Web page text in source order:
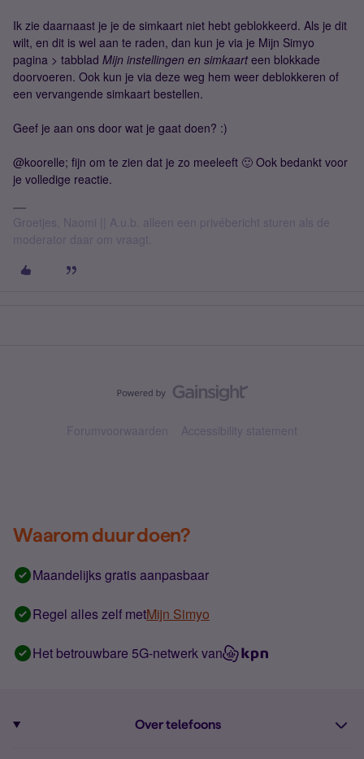
Ik zie daarnaast je je de simkaart niet hebt geblokkeerd. Als je dit
wilt, en dit is wel aan te raden, dan kun je via je Mijn Simyo
pagina > tabblad Mijn instellingen en simkaarteen blokkade
doorvoeren. Ook kun je via deze weg hem weer deblokkeren of
een vervangende simkaart bestellen.
Geef je aan ons door wat je gaat doen? :)
@koorelle; fijn om te zien dat je zo meeleeft 🙂 Ook bedankt voor
je volledige reactie.
Groetjes, Naomi || A.u.b. alleen een privébericht sturen als de
moderator daar om vraagt.
Forumvoorwaarden Accessibility statement
Waarom duur doen?
Maandelijks gratis aanpasbaar
Regel alles zelf metMijn Simyo
Het betrouwbare 5G-netwerk van
Over telefoons